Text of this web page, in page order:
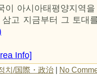
이 아시아태평양지역
삼고 지금부터 그 토대
Info]
치/国際・政治 | No